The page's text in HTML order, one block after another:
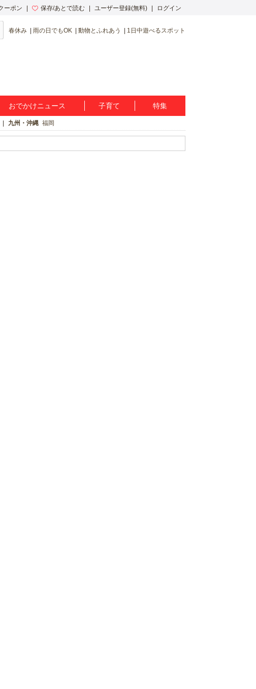
ーポン 保存/あとで読む ユーザー登録(無料) ログイン
春休み 雨の日でもOK 動物とふれあう 1日中遊べるスポット
おでかけニュース 子育て 特集
九州・沖縄 福岡